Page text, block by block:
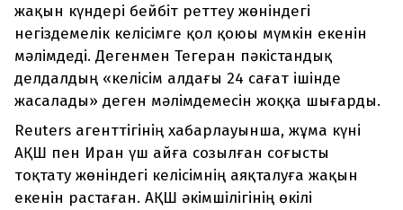
жақын күндері бейбіт реттеу жөніндегі
негіздемелік келісімге қол қоюы мүмкін екенін
мәлімдеді. Дегенмен Тегеран пәкістандық
делдалдың «келісім алдағы 24 сағат ішінде
жасалады» деген мәлімдемесін жоққа шығарды.
Reuters агенттігінің хабарлауынша, жұма күні
АҚШ пен Иран үш айға созылған соғысты
тоқтату жөніндегі келісімнің аяқталуға жақын
екенін растаған. АҚШ әкімшілігінің өкілі